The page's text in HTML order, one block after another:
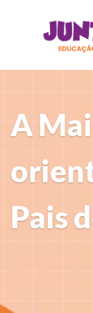
A
Pais